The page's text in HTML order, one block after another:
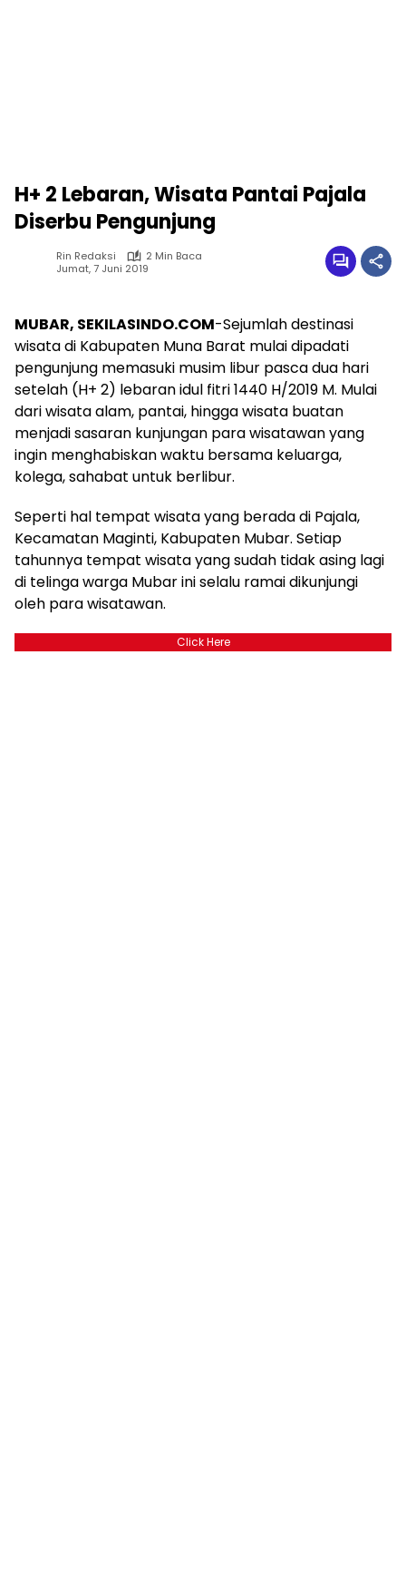
H+ 2 Lebaran, Wisata Pantai Pajala
Diserbu Pengunjung
Rin Redaksi
2 Min Baca
Jumat, 7 Juni 2019
MUBAR, SEKILASINDO.COM-Sejumlah destinasi
wisata di Kabupaten Muna Barat mulai dipadati
pengunjung memasuki musim libur pasca dua hari
setelah (H+ 2) lebaran idul fitri 1440 H/2019 M. Mulai
dari wisata alam, pantai, hingga wisata buatan
menjadi sasaran kunjungan para wisatawan yang
ingin menghabiskan waktu bersama keluarga,
kolega, sahabat untuk berlibur.
Seperti hal tempat wisata yang berada di Pajala,
Kecamatan Maginti, Kabupaten Mubar. Setiap
tahunnya tempat wisata yang sudah tidak asing lagi
di telinga warga Mubar ini selalu ramai dikunjungi
oleh para wisatawan.
Click Here